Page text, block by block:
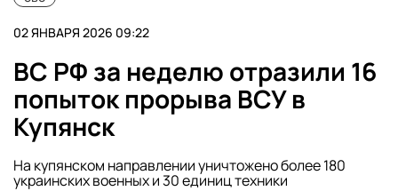
02 ЯНВАРЯ 2026 09:22
ВС РФ за неделю отразили 16
попыток прорыва ВСУ в
Купянск
На купянском направлении уничтожено более 180
украинских военных и 30 единиц техники